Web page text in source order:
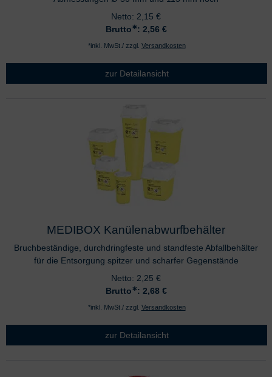
Netto: 2,15 €
Brutto∗: 2,56 €
*inkl. MwSt./ zzgl. Versandkosten
zur Detailansicht
MEDIBOX Kanülenabwurfbehälter
Bruchbeständige, durchdringfeste und standfeste Abfallbehälter
für die Entsorgung spitzer und scharfer Gegenstände
Netto: 2,25 €
Brutto∗: 2,68 €
*inkl. MwSt./ zzgl. Versandkosten
zur Detailansicht